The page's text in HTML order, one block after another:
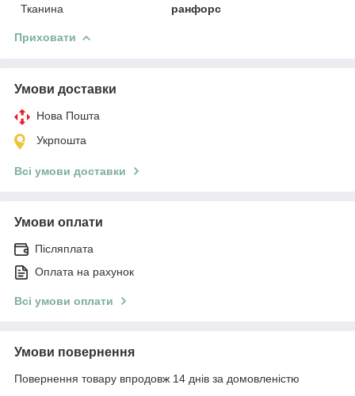
Тканина
ранфорс
Приховати
Умови доставки
Нова Пошта
Укрпошта
Всі умови доставки
Умови оплати
Післяплата
Оплата на рахунок
Всі умови оплати
Умови повернення
Повернення товару впродовж 14 днів за домовленістю